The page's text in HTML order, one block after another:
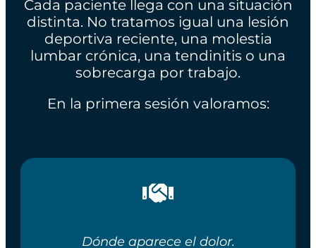
Cada paciente llega con una situación
distinta. No tratamos igual una lesión
deportiva reciente, una molestia
lumbar crónica, una tendinitis o una
sobrecarga por trabajo.
En la primera sesión valoramos:
Dónde aparece el dolor.